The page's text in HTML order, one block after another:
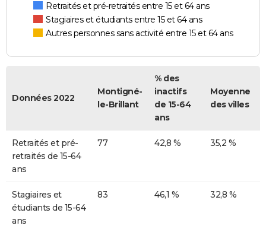
Retraités et pré-retraités entre 15 et 64 ans
Stagiaires et étudiants entre 15 et 64 ans
Autres personnes sans activité entre 15 et 64 ans
Données 2022
Montigné-
le-Brillant
% des
inactifs
de 15-64
ans
Moyenne
des villes
Retraités et pré-
retraités de 15-64
ans
77 42,8 % 35,2 %
Stagiaires et
étudiants de 15-64
ans
83 46,1 % 32,8 %